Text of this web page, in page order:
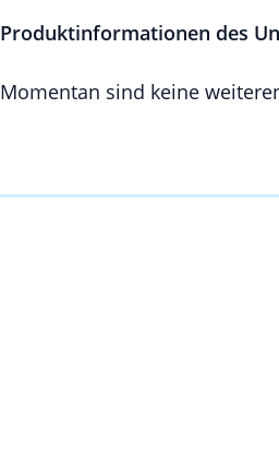
Produktinformationen des
Momentan sind keine